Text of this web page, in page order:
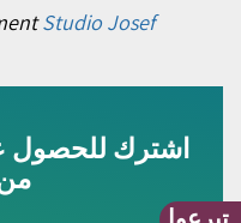
Studio Josef
اشترك للحصول